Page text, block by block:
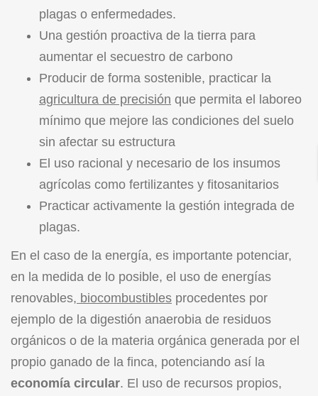
plagas o enfermedades.
Una gestión proactiva de la tierra para
aumentar el secuestro de carbono
Producir de forma sostenible, practicar la
agricultura de precisión que permita el laboreo
mínimo que mejore las condiciones del suelo
sin afectar su estructura
El uso racional y necesario de los insumos
agrícolas como fertilizantes y fitosanitarios
Practicar activamente la gestión integrada de
plagas.
En el caso de la energía, es importante potenciar,
en la medida de lo posible, el uso de energías
renovables, biocombustibles procedentes por
ejemplo de la digestión anaerobia de residuos
orgánicos o de la materia orgánica generada por el
propio ganado de la finca, potenciando así la
economía circular. El uso de recursos propios,